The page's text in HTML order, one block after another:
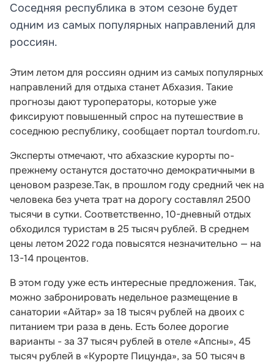
Соседняя республика в этом сезоне будет
одним из самых популярных направлений для
россиян.
Этим летом для россиян одним из самых популярных
направлений для отдыха станет Абхазия. Такие
прогнозы дают туроператоры, которые уже
фиксируют повышенный спрос на путешествие в
соседнюю республику, сообщает портал tourdom.ru.
Эксперты отмечают, что абхазские курорты по-
прежнему останутся достаточно демократичными в
ценовом разрезе.Так, в прошлом году средний чек на
человека без учета трат на дорогу составлял 2500
тысячи в сутки. Соответственно, 10-дневный отдых
обходился туристам в 25 тысяч рублей. В среднем
цены летом 2022 года повысятся незначительно — на
13-14 процентов.
В этом году уже есть интересные предложения. Так,
можно забронировать недельное размещение в
санатории «Айтар» за 18 тысяч рублей на двоих с
питанием три раза в день. Есть более дорогие
варианты - за 37 тысяч рублей в отеле «Апсны», 45
тысяч рублей в «Курорте Пицунда», за 50 тысяч в